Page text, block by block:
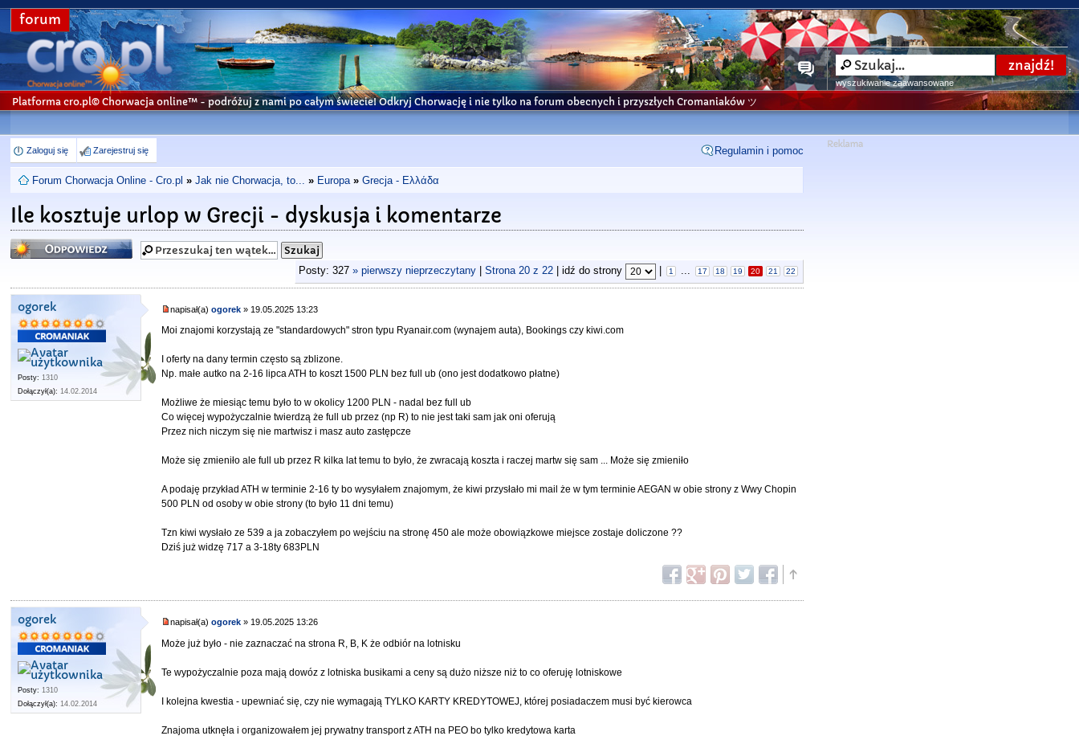
forum
wyszukiwanie zaawansowane
Platforma cro.pl© Chorwacja online™ - podróżuj z nami po całym świecie! Odkryj Chorwację i nie tylko na forum obecnych i przyszłych Cromaniaków ツ
Zaloguj się Zarejestruj się Regulamin i pomoc
Forum Chorwacja Online - Cro.pl » Jak nie Chorwacja, to... » Europa » Grecja - Ελλάδα
Ile kosztuje urlop w Grecji - dyskusja i komentarze
Odpowiedz
Posty: 327 » pierwszy nieprzeczytany| Strona 20z 22| idź do strony 1 ... 17 18 19 20 21 22
ogorek
Posty: 1310
Dołączył(a): 14.02.2014
napisał(a)ogorek » 19.05.2025 13:23
Moi znajomi korzystają ze "standardowych" stron typu Ryanair.com (wynajem auta), Bookings czy kiwi.com
I oferty na dany termin często są zblizone.
Np. małe autko na 2-16 lipca ATH to koszt 1500 PLN bez full ub (ono jest dodatkowo płatne)
Możliwe że miesiąc temu było to w okolicy 1200 PLN - nadal bez full ub
Co więcej wypożyczalnie twierdzą że full ub przez (np R) to nie jest taki sam jak oni oferują
Przez nich niczym się nie martwisz i masz auto zastępcze
Może się zmieniło ale full ub przez R kilka lat temu to było, że zwracają koszta i raczej martw się sam ... Może się zmieniło
A podaję przykład ATH w terminie 2-16 ty bo wysyłałem znajomym, że kiwi przysłało mi mail że w tym terminie AEGAN w obie strony z Wwy Chopin
500 PLN od osoby w obie strony (to było 11 dni temu)
Tzn kiwi wysłało ze 539 a ja zobaczyłem po wejściu na stronę 450 ale może obowiązkowe miejsce zostaje doliczone ??
Dziś już widzę 717 a 3-18ty 683PLN
ogorek
Posty: 1310
Dołączył(a): 14.02.2014
napisał(a)ogorek » 19.05.2025 13:26
Może już było - nie zaznaczać na strona R, B, K że odbiór na lotnisku
Te wypożyczalnie poza mają dowóz z lotniska busikami a ceny są dużo niższe niż to co oferuję lotniskowe
I kolejna kwestia - upewniać się, czy nie wymagają TYLKO KARTY KREDYTOWEJ, której posiadaczem musi być kierowca
Znajoma utknęła i organizowałem jej prywatny transport z ATH na PEO bo tylko kredytowa karta